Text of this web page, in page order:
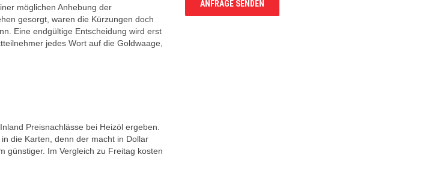
möglichen Anhebung der
gesorgt, waren die Kürzungen doch
Eine endgültige Entscheidung wird erst
jedes Wort auf die Goldwaage,
Preisnachlässe bei Heizöl ergeben.
die Karten, denn der macht in Dollar
günstiger. Im Vergleich zu Freitag kosten